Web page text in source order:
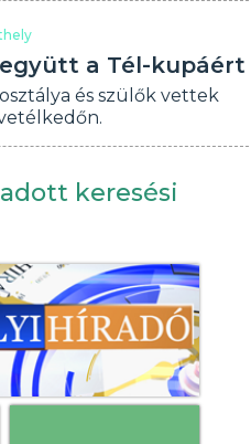
a Tél-kupáért
és szülők vettek
keresési